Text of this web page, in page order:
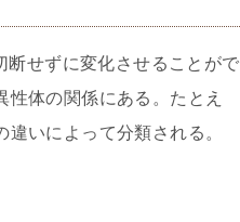
断せずに変化させることがで
体の関係にある。たとえ
いによって分類される。